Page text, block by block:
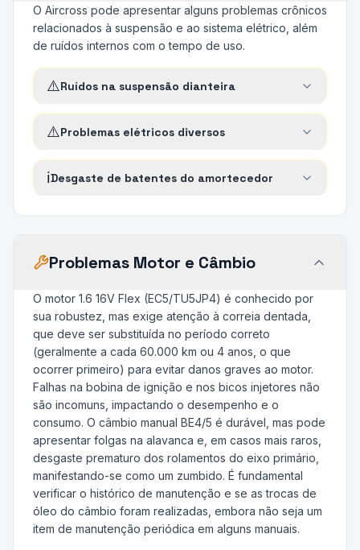
O Aircross pode apresentar alguns problemas crônicos
relacionados à suspensão e ao sistema elétrico, além
de ruídos internos com o tempo de uso.
⚠️Ruídos na suspensão dianteira
⚠️Problemas elétricos diversos
ℹ️Desgaste de batentes do amortecedor
Problemas Motor e Câmbio
O motor 1.6 16V Flex (EC5/TU5JP4) é conhecido por
sua robustez, mas exige atenção à correia dentada,
que deve ser substituída no período correto
(geralmente a cada 60.000 km ou 4 anos, o que
ocorrer primeiro) para evitar danos graves ao motor.
Falhas na bobina de ignição e nos bicos injetores não
são incomuns, impactando o desempenho e o
consumo. O câmbio manual BE4/5 é durável, mas pode
apresentar folgas na alavanca e, em casos mais raros,
desgaste prematuro dos rolamentos do eixo primário,
manifestando-se como um zumbido. É fundamental
verificar o histórico de manutenção e se as trocas de
óleo do câmbio foram realizadas, embora não seja um
item de manutenção periódica em alguns manuais.